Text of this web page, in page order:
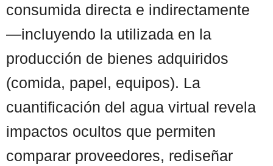
consumida directa e indirectamente
—incluyendo la utilizada en la
producción de bienes adquiridos
(comida, papel, equipos). La
cuantificación del agua virtual revela
impactos ocultos que permiten
comparar proveedores, rediseñar